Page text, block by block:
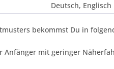
Deutsch, Englisch
bekommst Du in
Anfänger mit geringer